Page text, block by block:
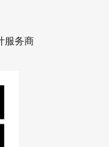
服务商